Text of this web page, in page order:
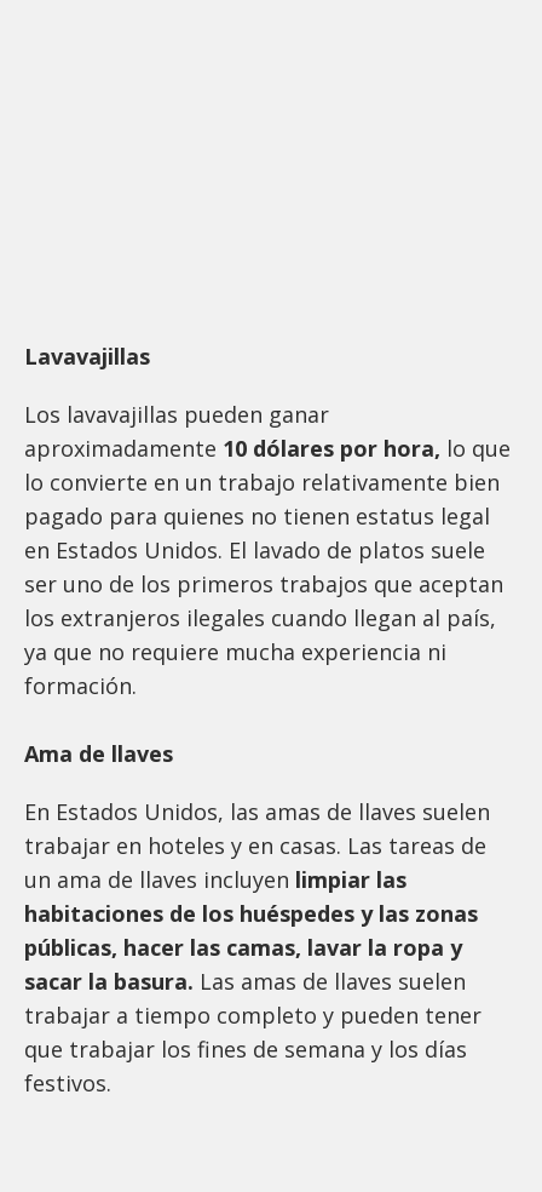
Lavavajillas
Los lavavajillas pueden ganar
aproximadamente 10 dólares por hora, lo que
lo convierte en un trabajo relativamente bien
pagado para quienes no tienen estatus legal
en Estados Unidos. El lavado de platos suele
ser uno de los primeros trabajos que aceptan
los extranjeros ilegales cuando llegan al país,
ya que no requiere mucha experiencia ni
formación.
Ama de llaves
En Estados Unidos, las amas de llaves suelen
trabajar en hoteles y en casas. Las tareas de
un ama de llaves incluyen limpiar las
habitaciones de los huéspedes y las zonas
públicas, hacer las camas, lavar la ropa y
sacar la basura. Las amas de llaves suelen
trabajar a tiempo completo y pueden tener
que trabajar los fines de semana y los días
festivos.